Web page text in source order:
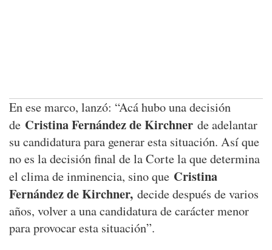
En ese marco, lanzó: “Acá hubo una decisión
de Cristina Fernández de Kirchner de adelantar
su candidatura para generar esta situación. Así que
no es la decisión final de la Corte la que determina
el clima de inminencia, sino que Cristina
Fernández de Kirchner, decide después de varios
años, volver a una candidatura de carácter menor
para provocar esta situación”.